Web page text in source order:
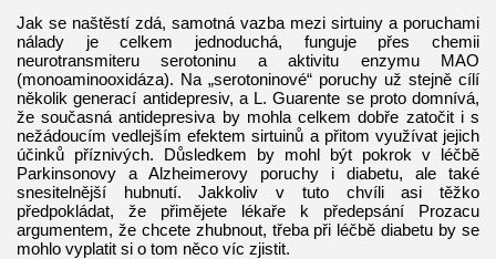
Jak se naštěstí zdá, samotná vazba mezi sirtuiny a poruchami
nálady je celkem jednoduchá, funguje přes chemii
neurotransmiteru serotoninu a aktivitu enzymu MAO
(monoaminooxidáza). Na „serotoninové“ poruchy už stejně cílí
několik generací antidepresiv, a L. Guarente se proto domnívá,
že současná antidepresiva by mohla celkem dobře zatočit i s
nežádoucím vedlejším efektem sirtuinů a přitom využívat jejich
účinků příznivých. Důsledkem by mohl být pokrok v léčbě
Parkinsonovy a Alzheimerovy poruchy i diabetu, ale také
snesitelnější hubnutí. Jakkoliv v tuto chvíli asi těžko
předpokládat, že přimějete lékaře k předepsání Prozacu
argumentem, že chcete zhubnout, třeba při léčbě diabetu by se
mohlo vyplatit si o tom něco víc zjistit.